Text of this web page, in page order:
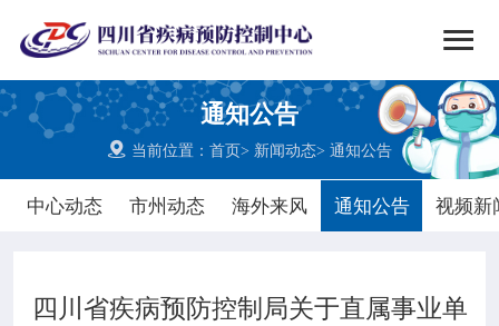

通知公告
 当前位置：首页> 新闻动态>通知公告
中心动态 市州动态 海外来风 通知公告 视频新

网站首页
中心概况 
新闻动态 
四川省疾病预防控制局关于直属事业单